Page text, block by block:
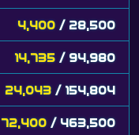
4,400 / 28,500
14,735 / 94,980
24,043 / 154,804
72,400 / 463,500